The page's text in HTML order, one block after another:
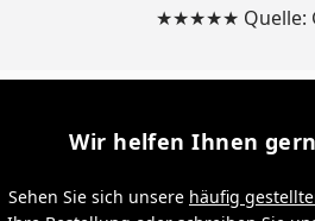
★★★★★ Quelle:
Wir helfen Ihnen
Sehen Sie sich unsere häufig